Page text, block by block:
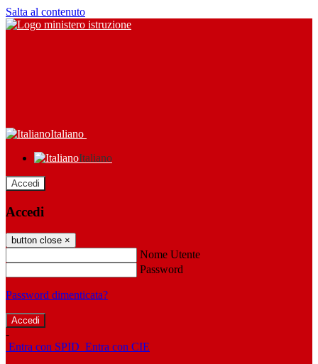
Salta al contenuto
Italiano
Italiano
Accedi
Accedi
button close ×
Nome Utente
Password
Password dimenticata?
-
Entra con SPID Entra con CIE